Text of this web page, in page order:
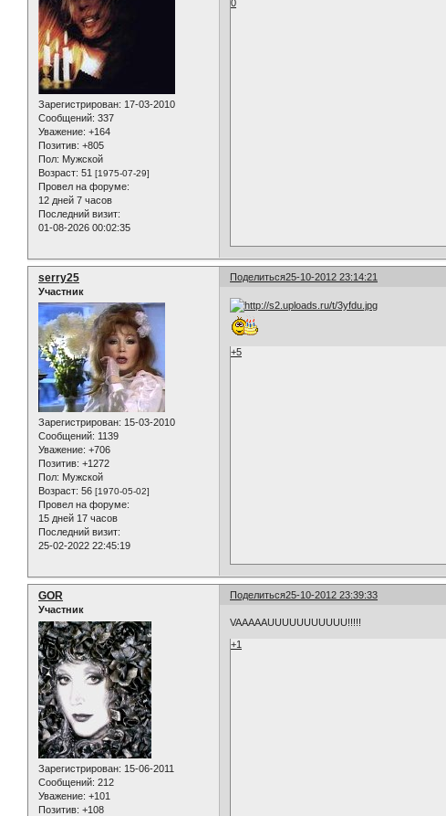
Зарегистрирован: 17-03-2010
Сообщений: 337
Уважение: +164
Позитив: +805
Пол: Мужской
Возраст: 51 [1975-07-29]
Провел на форуме:
12 дней 7 часов
Последний визит:
01-08-2026 00:02:35
0
Поделиться25-10-2012 23:14:21
serry25
Участник
Зарегистрирован: 15-03-2010
Сообщений: 1139
Уважение: +706
Позитив: +1272
Пол: Мужской
Возраст: 56 [1970-05-02]
Провел на форуме:
15 дней 17 часов
Последний визит:
25-02-2022 22:45:19
+5
Поделиться25-10-2012 23:39:33
GOR
Участник
Зарегистрирован: 15-06-2011
Сообщений: 212
Уважение: +101
Позитив: +108
VAAAAAUUUUUUUUUUU!!!!!
+1